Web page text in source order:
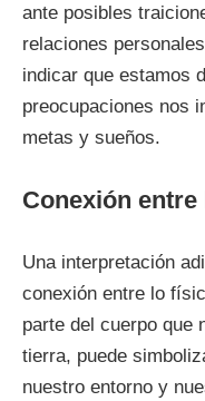
ante posibles
relaciones
indicar que estamos
preocupaciones nos
metas y sueños.
Conexión
Una interpretación
conexión entre lo
parte del cuerpo que
tierra, puede
nuestro entorno y